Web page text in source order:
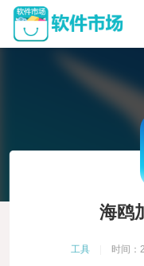
海鸥
工具 时间：